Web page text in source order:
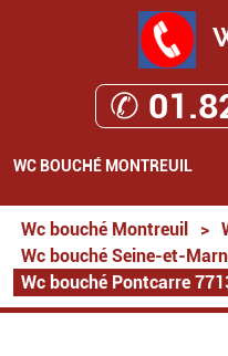
✆
WC BOUCHÉ MONTREUIL
Wc bouché Montreuil >
Wc bouché Seine-et-
Wc bouché Pontcarre